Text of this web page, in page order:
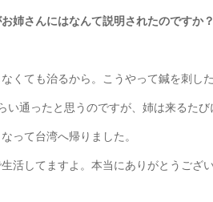
姉さんにはなんて説明されたのですか？
くても治るから。こうやって鍼を刺し
い通ったと思うのですが、姉は来るた
って台湾へ帰りました。
活してますよ。本当にありがとうござい